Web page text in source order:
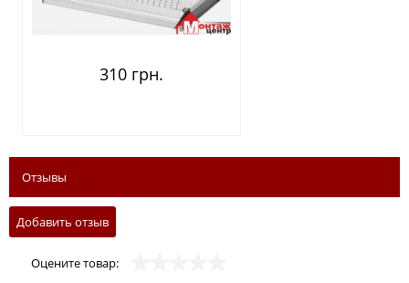
310 грн.
Отзывы
Добавить отзыв
Оцените товар: